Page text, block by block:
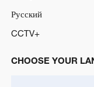
Русский
CCTV+
CHOOSE YOUR